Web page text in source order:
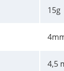
15g
4,5